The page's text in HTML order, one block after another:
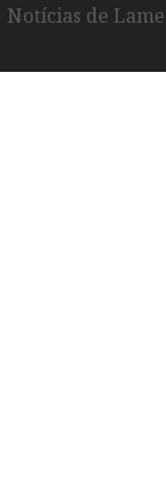
Notícias de